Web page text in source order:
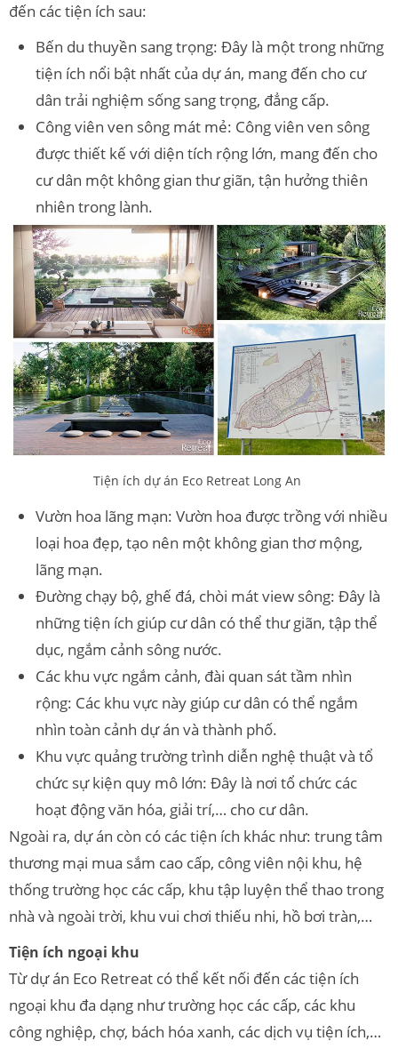
đến các tiện ích sau:
Bến du thuyền sang trọng: Đây là một trong những
tiện ích nổi bật nhất của dự án, mang đến cho cư
dân trải nghiệm sống sang trọng, đẳng cấp.
Công viên ven sông mát mẻ: Công viên ven sông
được thiết kế với diện tích rộng lớn, mang đến cho
cư dân một không gian thư giãn, tận hưởng thiên
nhiên trong lành.
Tiện ích dự án Eco Retreat Long An
Vườn hoa lãng mạn: Vườn hoa được trồng với nhiều
loại hoa đẹp, tạo nên một không gian thơ mộng,
lãng mạn.
Đường chạy bộ, ghế đá, chòi mát view sông: Đây là
những tiện ích giúp cư dân có thể thư giãn, tập thể
dục, ngắm cảnh sông nước.
Các khu vực ngắm cảnh, đài quan sát tầm nhìn
rộng: Các khu vực này giúp cư dân có thể ngắm
nhìn toàn cảnh dự án và thành phố.
Khu vực quảng trường trình diễn nghệ thuật và tổ
chức sự kiện quy mô lớn: Đây là nơi tổ chức các
hoạt động văn hóa, giải trí,… cho cư dân.
Ngoài ra, dự án còn có các tiện ích khác như: trung tâm
thương mại mua sắm cao cấp, công viên nội khu, hệ
thống trường học các cấp, khu tập luyện thể thao trong
nhà và ngoài trời, khu vui chơi thiếu nhi, hồ bơi tràn,…
Tiện ích ngoại khu
Từ dự án Eco Retreat có thể kết nối đến các tiện ích
ngoại khu đa dạng như trường học các cấp, các khu
công nghiệp, chợ, bách hóa xanh, các dịch vụ tiện ích,…